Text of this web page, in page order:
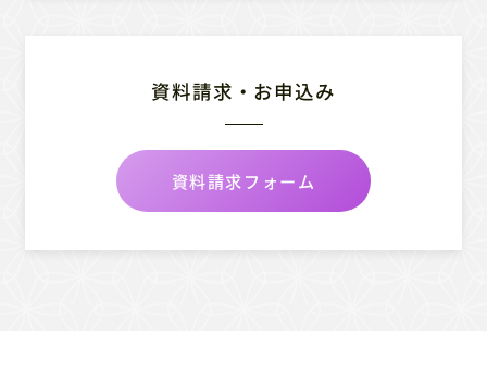
資料請求・お申込み
資料請求フォーム